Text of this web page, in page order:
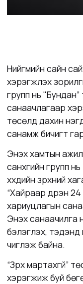
Нийгмийн сайн
хэрэгжүүлэх
групп нь
санаачлагаар
төсөлд дахин
санамж бичигт
Энэхүү хамтын
санхүүгийн групп
хүүхдийн зүрхний
“Хайраар дүүрэн
хариуцлагын
Энэхүү санаачилга
бэлэглэх, тэдэнд
чиглэж байна.
“Зүрх мартахгүй”
хэрэгжиж буй